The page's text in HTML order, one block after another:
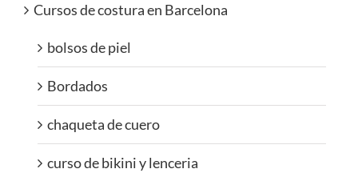
Cursos de costura en Barcelona
bolsos de piel
Bordados
chaqueta de cuero
curso de bikini y lenceria